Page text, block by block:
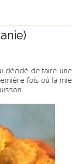
décidé de faire une
fois où la mie